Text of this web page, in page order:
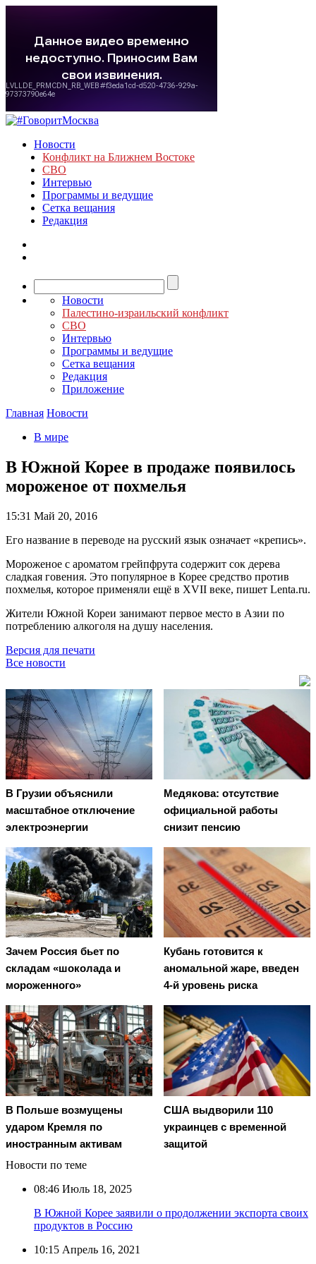
Новости
Конфликт на Ближнем Востоке
СВО
Интервью
Программы и ведущие
Сетка вещания
Редакция
Новости
Палестино-израильский конфликт
СВО
Интервью
Программы и ведущие
Сетка вещания
Редакция
Приложение
Главная Новости
В мире
В Южной Корее в продаже появилось
мороженое от похмелья
15:31 Май 20, 2016
Его название в переводе на русский язык означает «крепись».
Мороженое с ароматом грейпфрута содержит сок дерева
сладкая говения. Это популярное в Корее средство против
похмелья, которое применяли ещё в XVII веке, пишет Lenta.ru.
Жители Южной Кореи занимают первое место в Азии по
потреблению алкоголя на душу населения.
Версия для печати
Все новости
В Грузии объяснили
масштабное отключение
электроэнергии
Медякова: отсутствие
официальной работы
снизит пенсию
Зачем Россия бьет по
складам «шоколада и
мороженного»
Кубань готовится к
аномальной жаре, введен
4-й уровень риска
В Польше возмущены
ударом Кремля по
иностранным активам
США выдворили 110
украинцев с временной
защитой
Новости по теме
08:46 Июль 18, 2025
В Южной Корее заявили о продолжении экспорта своих
продуктов в Россию
10:15 Апрель 16, 2021